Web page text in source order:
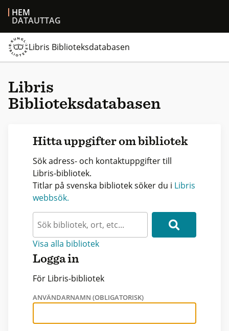
HEM
DATAUTTAG
Libris Biblioteksdatabasen
Libris
Biblioteksdatabasen
Hitta uppgifter om bibliotek
Sök adress- och kontaktuppgifter till
Libris-bibliotek.
Titlar på svenska bibliotek söker du i Libris
webbsök.
Visa alla bibliotek
Logga in
För Libris-bibliotek
ANVÄNDARNAMN (OBLIGATORISK)